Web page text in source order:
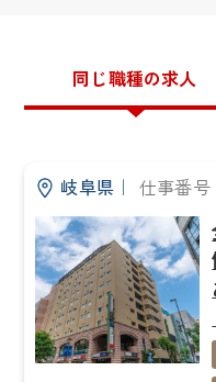
同じ職種の求人
岐阜県｜ 仕事番号